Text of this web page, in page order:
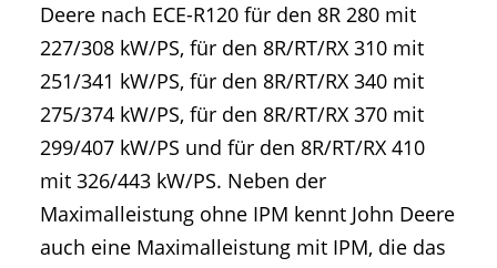
Deere nach ECE-R120 für den 8R 280 mit
227/308 kW/PS, für den 8R/RT/RX 310 mit
251/341 kW/PS, für den 8R/RT/RX 340 mit
275/374 kW/PS, für den 8R/RT/RX 370 mit
299/407 kW/PS und für den 8R/RT/RX 410
mit 326/443 kW/PS. Neben der
Maximalleistung ohne IPM kennt John Deere
auch eine Maximalleistung mit IPM, die das